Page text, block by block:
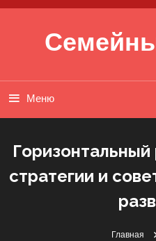
Перейти к содержимому
Меню
стратегии и
Главная